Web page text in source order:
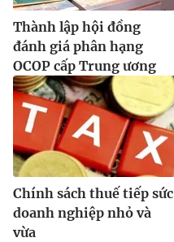
Thành lập hội đồng
đánh giá phân hạng
OCOP cấp Trung ương
Chính sách thuế tiếp sức
doanh nghiệp nhỏ và
vừa